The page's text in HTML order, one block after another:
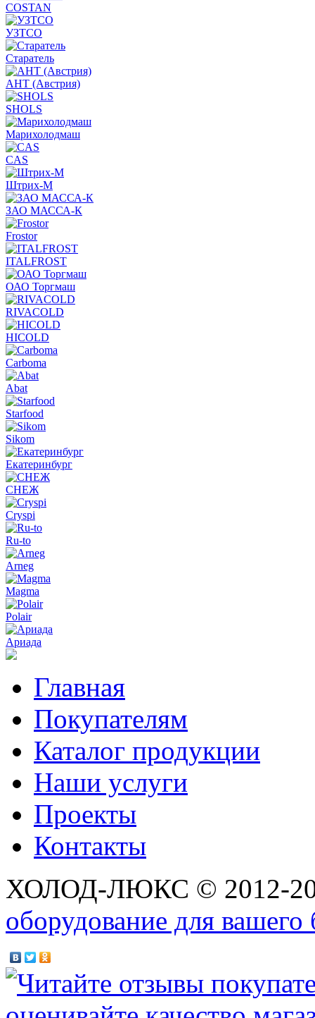
COSTAN
УЗТСО
Старатель
АНТ (Австрия)
SHOLS
Марихолодмаш
CAS
Штрих-М
ЗАО МАССА-К
Frostor
ITALFROST
ОАО Торгмаш
RIVACOLD
HICOLD
Carboma
Abat
Starfood
Sikom
Екатеринбург
СНЕЖ
Cryspi
Ru-to
Arneg
Magma
Polair
Ариада
Главная
Покупателям
Каталог продукции
Наши услуги
Проекты
Контакты
ХОЛОД-ЛЮКС © 2012-
оборудование для вашего